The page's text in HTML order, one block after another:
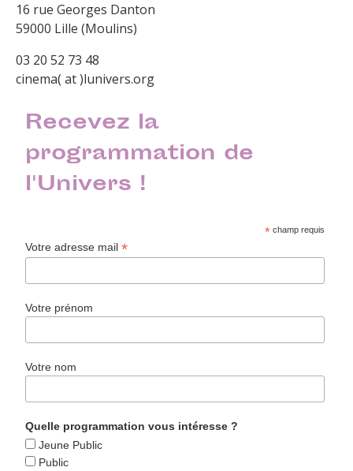
16 rue Georges Danton
59000 Lille (Moulins)
03 20 52 73 48
cinema( at )lunivers.org
Recevez la
programmation de
l'Univers !
* champ requis
Votre adresse mail*
Votre prénom
Votre nom
Quelle programmation vous intéresse ?
Jeune Public
Public